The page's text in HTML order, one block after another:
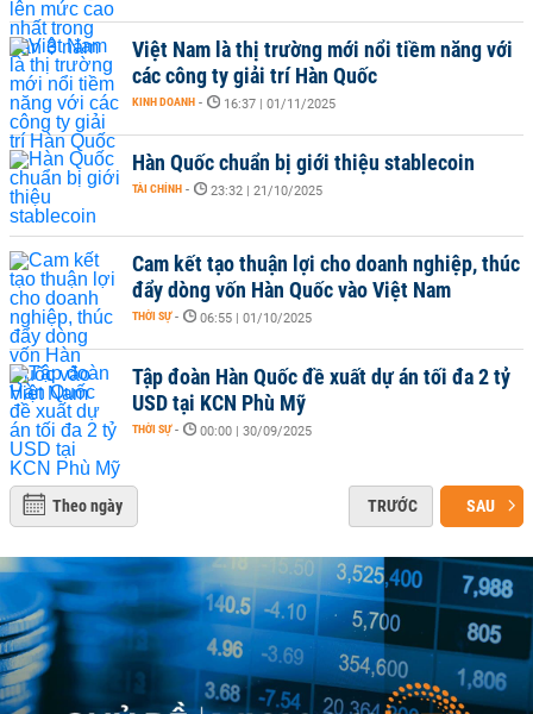
Việt Nam là thị trường mới nổi tiềm năng với
các công ty giải trí Hàn Quốc
KINH DOANH - 16:37 | 01/11/2025
Hàn Quốc chuẩn bị giới thiệu stablecoin
TÀI CHÍNH - 23:32 | 21/10/2025
Cam kết tạo thuận lợi cho doanh nghiệp, thúc
đẩy dòng vốn Hàn Quốc vào Việt Nam
THỜI SỰ - 06:55 | 01/10/2025
Tập đoàn Hàn Quốc đề xuất dự án tối đa 2 tỷ
USD tại KCN Phù Mỹ
THỜI SỰ - 00:00 | 30/09/2025
Theo ngày TRƯỚC SAU